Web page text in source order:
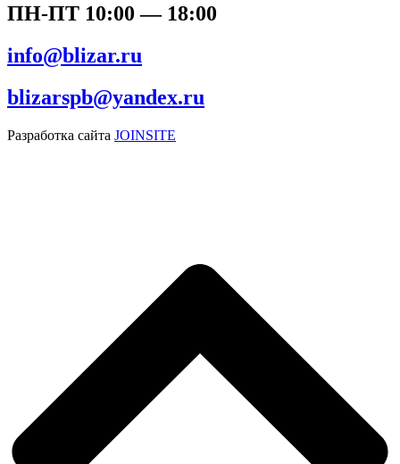
ПН-ПТ 10:00 — 18:00
info@blizar.ru
blizarspb@yandex.ru
Разработка сайта JOINSITE